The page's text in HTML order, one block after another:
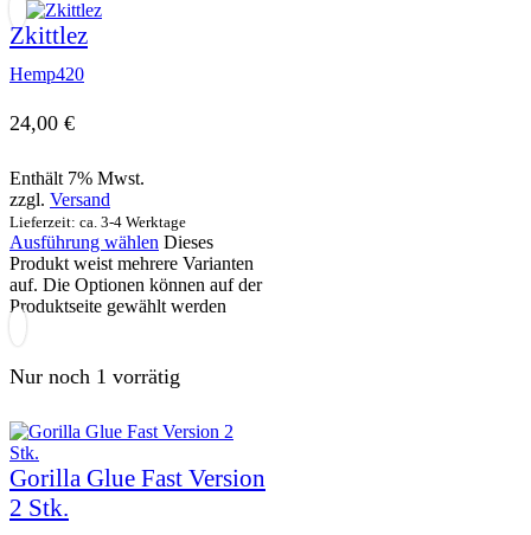
Zkittlez
Hemp420
24,00 €
Enthält 7% Mwst.
zzgl. Versand
Lieferzeit: ca. 3-4 Werktage
Ausführung wählen Dieses
Produkt weist mehrere Varianten
auf. Die Optionen können auf der
Produktseite gewählt werden
Nur noch 1 vorrätig
Gorilla Glue Fast Version
2 Stk.